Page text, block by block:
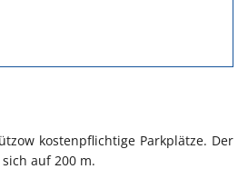
kostenpflichtige Parkplätze. Der
auf 200 m.